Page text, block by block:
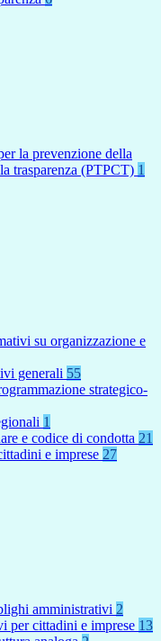
la prevenzione della
trasparenza (PTPCT) 1
su organizzazione e
generali 55
strategico-
1
e codice di condotta 21
e imprese 27
amministrativi 2
per cittadini e imprese 13